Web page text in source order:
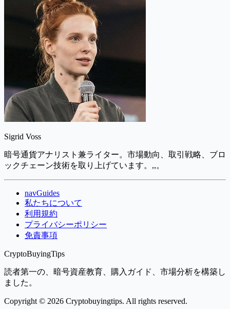
Sigrid Voss
暗号通貨アナリスト兼ライター。市場動向、取引戦略、ブロ
ックチェーン技術を取り上げています。,,。
navGuides
私たちについて
利用規約
プライバシーポリシー
免責事項
CryptoBuyingTips
読者第一の、暗号資産教育、購入ガイド、市場分析を構築し
ました。
Copyright © 2026 Cryptobuyingtips. All rights reserved.